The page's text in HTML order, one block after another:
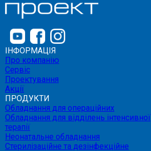
ІНФОРМАЦІЯ
Про компанію
Сервіс
Проектування
Акції
ПРОДУКТИ
Обладнання для операційних
Обладнання для відділень інтенсивної
терапії
Неонатальне обладнання
Стерилізаційне та дезінфекційне